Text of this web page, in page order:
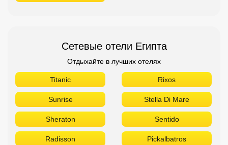
Сетевые отели Египта
Отдыхайте в лучших отелях
Titanic Rixos
Sunrise Stella Di Mare
Sheraton Sentido
Radisson Pickalbatros